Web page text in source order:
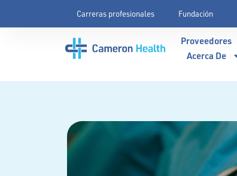
Carreras profesionales Fundación
Proveedores
Acerca De